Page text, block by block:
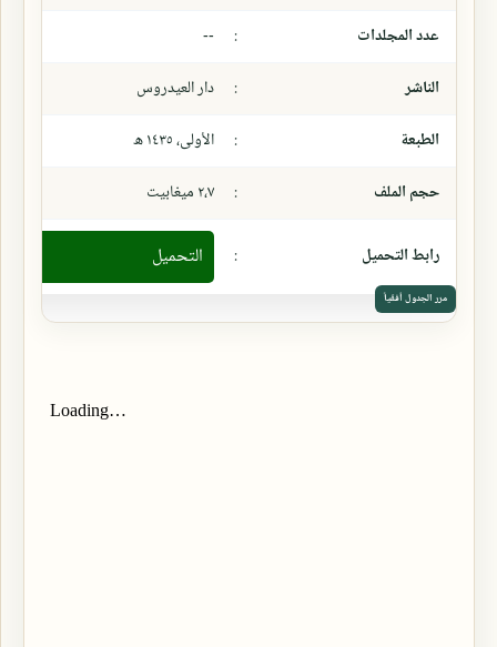
عدد المجلدات
:
--
الناشر
:
دار العيدروس
الطبعة
:
الأولى، ١٤٣٥ ھ
حجم الملف
: ٢،٧ ميغابيت
رابط التحميل : التحميل